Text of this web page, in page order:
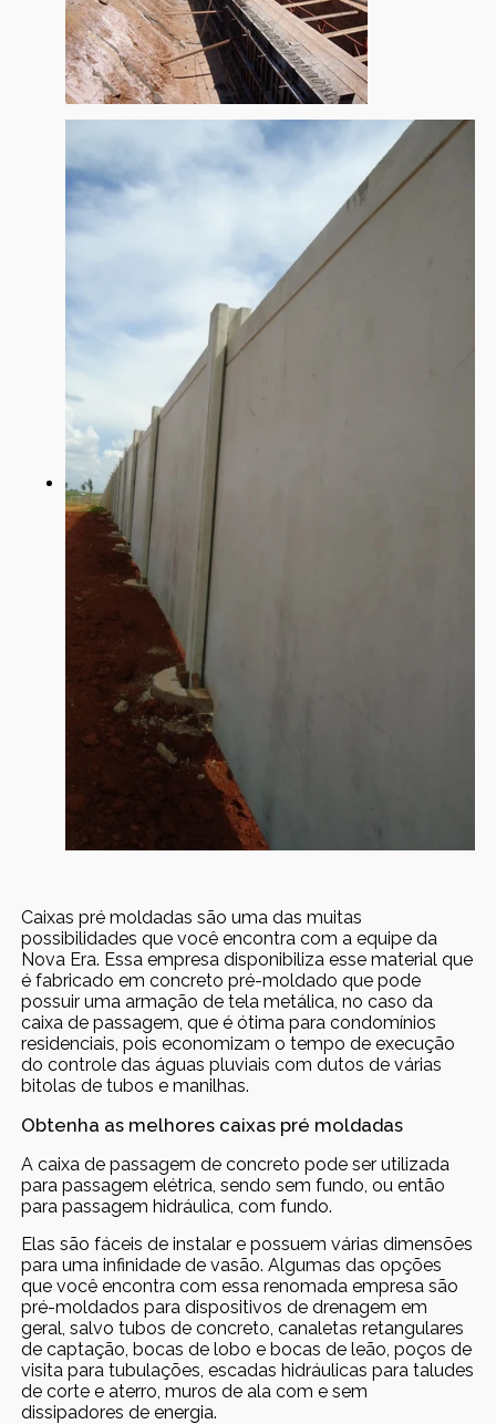
Caixas pré moldadas são uma das muitas
possibilidades que você encontra com a equipe da
Nova Era. Essa empresa disponibiliza esse material que
é fabricado em concreto pré-moldado que pode
possuir uma armação de tela metálica, no caso da
caixa de passagem, que é ótima para condomínios
residenciais, pois economizam o tempo de execução
do controle das águas pluviais com dutos de várias
bitolas de tubos e manilhas.
Obtenha as melhores caixas pré moldadas
A caixa de passagem de concreto pode ser utilizada
para passagem elétrica, sendo sem fundo, ou então
para passagem hidráulica, com fundo.
Elas são fáceis de instalar e possuem várias dimensões
para uma infinidade de vasão. Algumas das opções
que você encontra com essa renomada empresa são
pré-moldados para dispositivos de drenagem em
geral, salvo tubos de concreto, canaletas retangulares
de captação, bocas de lobo e bocas de leão, poços de
visita para tubulações, escadas hidráulicas para taludes
de corte e aterro, muros de ala com e sem
dissipadores de energia.